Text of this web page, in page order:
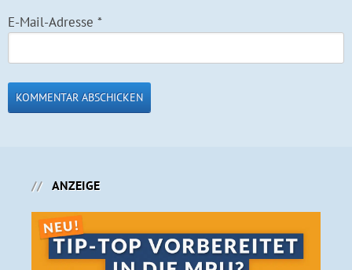
E-Mail-Adresse *
ANZEIGE